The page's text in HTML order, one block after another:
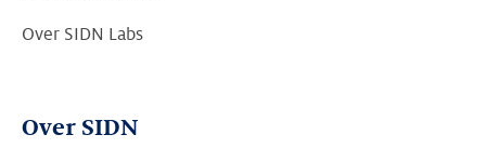
Over SIDN Labs
Over SIDN